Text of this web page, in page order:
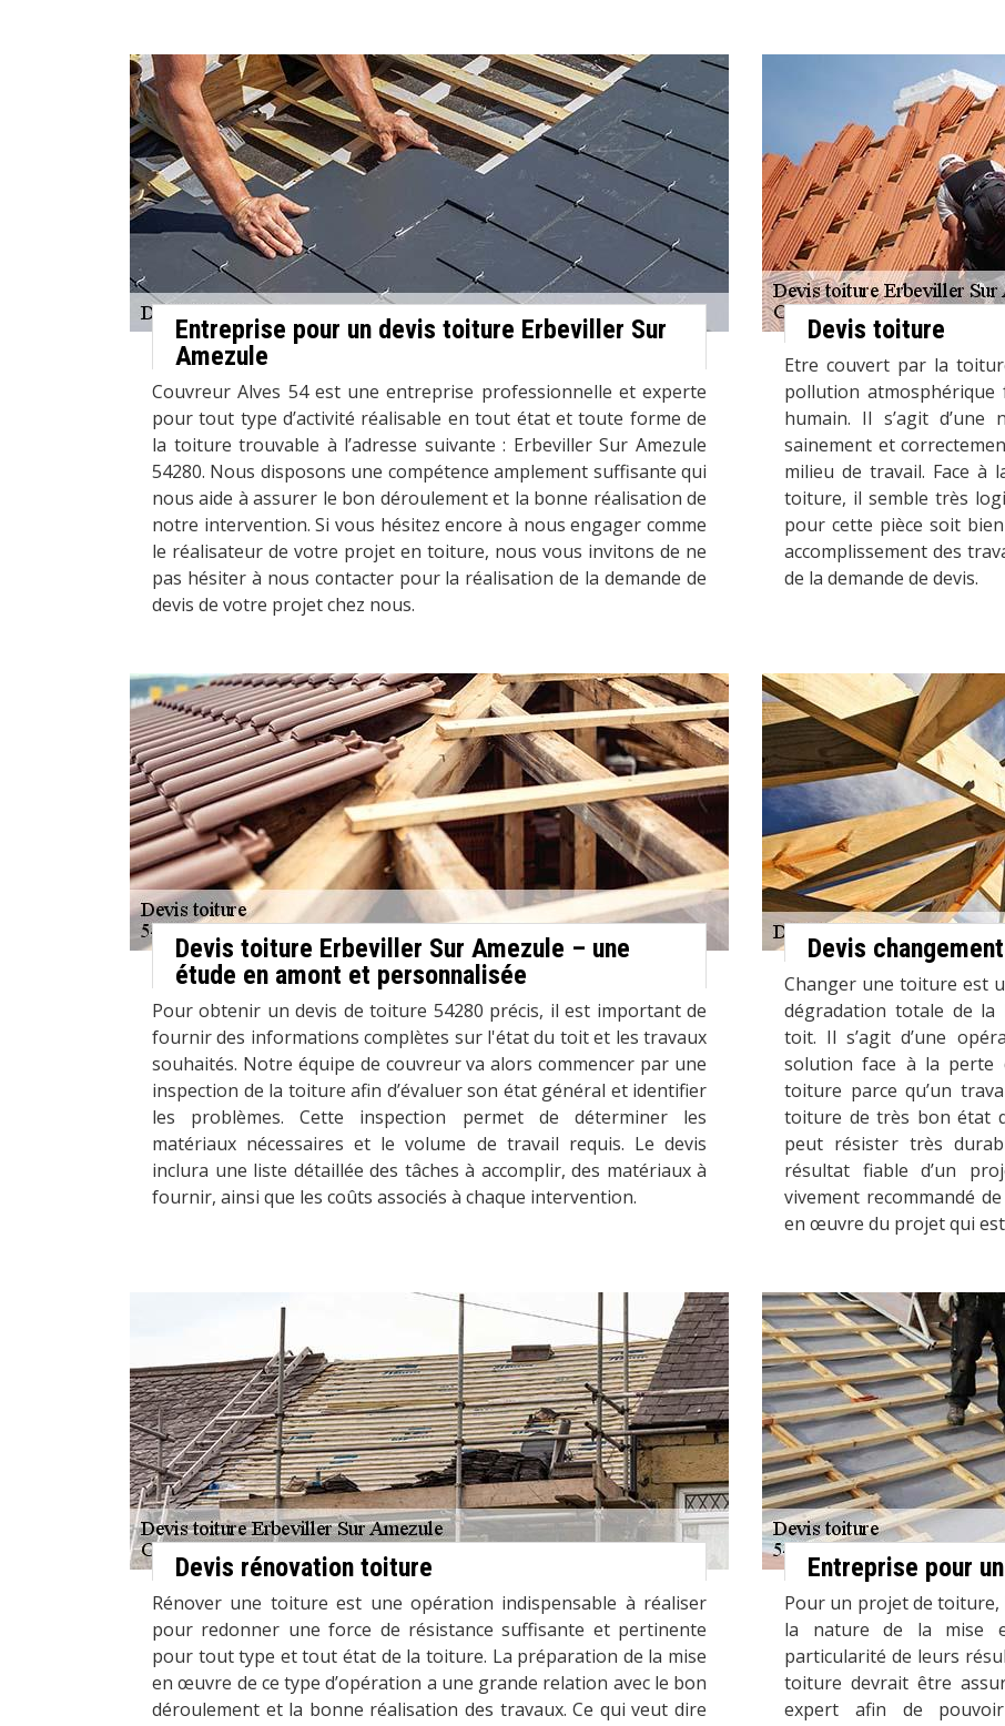
Entreprise pour un devis toiture Erbeviller Sur
Amezule
Couvreur Alves 54 est une entreprise professionnelle et experte
pour tout type d’activité réalisable en tout état et toute forme de
la toiture trouvable à l’adresse suivante : Erbeviller Sur Amezule
54280. Nous disposons une compétence amplement suffisante qui
nous aide à assurer le bon déroulement et la bonne réalisation de
notre intervention. Si vous hésitez encore à nous engager comme
le réalisateur de votre projet en toiture, nous vous invitons de ne
pas hésiter à nous contacter pour la réalisation de la demande de
devis de votre projet chez nous.
Devis toiture
Etre couvert par la
pollution atmosphérique
humain. Il s’agit
sainement et
milieu de travail. Face à
toiture, il semble très
pour cette pièce soit
accomplissement des
de la demande de devis.
Devis toiture Erbeviller Sur Amezule – une
étude en amont et personnalisée
Pour obtenir un devis de toiture 54280 précis, il est important de
fournir des informations complètes sur l'état du toit et les travaux
souhaités. Notre équipe de couvreur va alors commencer par une
inspection de la toiture afin d’évaluer son état général et identifier
les problèmes. Cette inspection permet de déterminer les
matériaux nécessaires et le volume de travail requis. Le devis
inclura une liste détaillée des tâches à accomplir, des matériaux à
fournir, ainsi que les coûts associés à chaque intervention.
Devis
Changer une toiture est
dégradation totale de la
toit. Il s’agit d’une
solution face à la perte
toiture parce qu’un
toiture de très bon état
peut résister très
résultat fiable d’un
vivement recommandé
en œuvre du projet qui est
Devis rénovation toiture
Rénover une toiture est une opération indispensable à réaliser
pour redonner une force de résistance suffisante et pertinente
pour tout type et tout état de la toiture. La préparation de la mise
en œuvre de ce type d’opération a une grande relation avec le bon
déroulement et la bonne réalisation des travaux. Ce qui veut dire
Entreprise pour
Pour un projet de toiture,
la nature de la mise
particularité de leurs
toiture devrait être
expert afin de